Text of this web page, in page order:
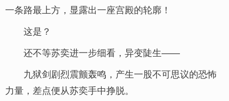
一条路最上方，显露出一座宫殿的轮廓！
这是？
还不等苏奕进一步细看，异变陡生——
九狱剑剧烈震颤轰鸣，产生一股不可思议的恐怖
力量，差点便从苏奕手中挣脱。